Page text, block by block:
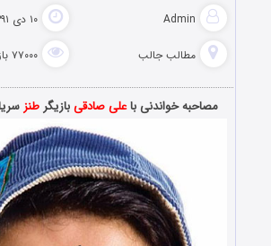
Admin ۱۰ دی ۱۳۹۱
مطالب جالب ۷۷۰۰۰ بازدید
مصاحبه خواندنی باعلی صادقیبازیگرطنز